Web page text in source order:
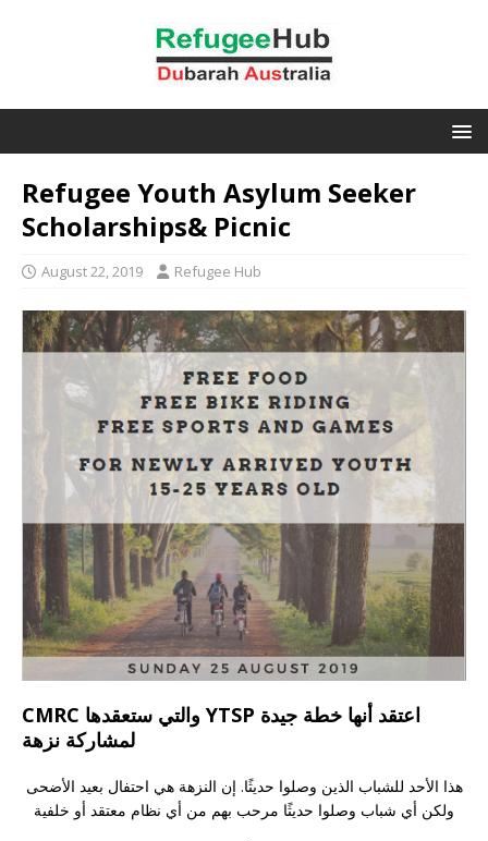
Refugee Youth Asylum Seeker
Scholarships& Picnic
August 22, 2019 Refugee Hub
CMRC والتي YTSP اعتقد أنها خطة جيدة
لمشاركة نزهة
هذا الأحد للشباب الذين وصلوا حديثًا. إن النزهة هي احتفال بعيد الأضحى
ولكن أي شباب وصلوا حديثًا مرحب بهم من أي نظام معتقد أو خلفية